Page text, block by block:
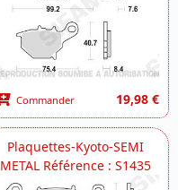
Commander 19,98 €
Plaquettes-Kyoto-SEMI
METAL Référence : S1435